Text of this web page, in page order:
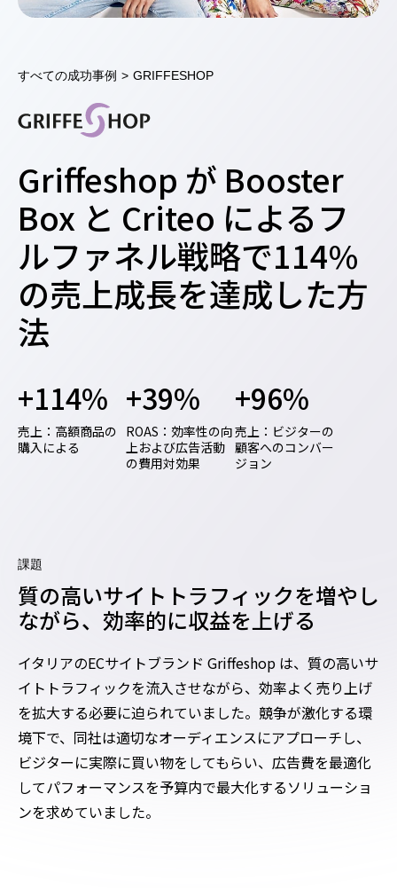
すべての成功事例 > GRIFFESHOP
Griffeshop が Booster
Box と Criteo によるフ
ルファネル戦略で114%
の売上成長を達成した方
法
+114%
売上：高額商品の
購入による
+39%
ROAS：効率性の向
上および広告活動
の費用対効果
+96%
売上：ビジターの
顧客へのコンバー
ジョン
課題
質の高いサイトトラフィックを増やし
ながら、効率的に収益を上げる
イタリアのECサイトブランド Griffeshop は、質の高いサ
イトトラフィックを流入させながら、効率よく売り上げ
を拡大する必要に迫られていました。競争が激化する環
境下で、同社は適切なオーディエンスにアプローチし、
ビジターに実際に買い物をしてもらい、広告費を最適化
してパフォーマンスを予算内で最大化するソリューショ
ンを求めていました。